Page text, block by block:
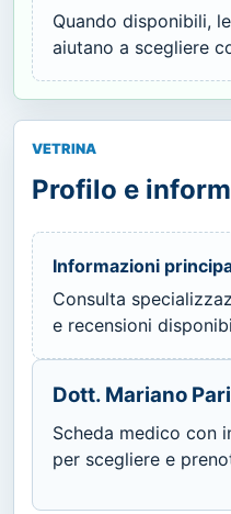
Quando disponibili,
aiutano a scegliere
VETRINA
Profilo e
Informazioni
Consulta
e recensioni
Dott. Mariano
Scheda medico con
per scegliere e